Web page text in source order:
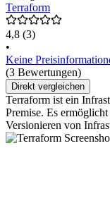
Terraform
4,8 (3)
•
Keine
(3 Bewertungen)
Direkt vergleichen
Terraform ist ein
Premise. Es
Versionieren von